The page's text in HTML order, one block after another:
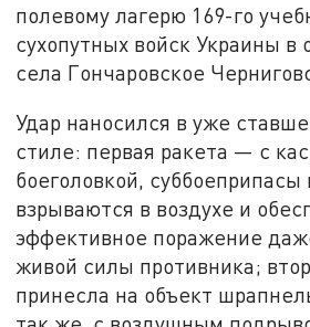
полевому лагерю 169-го
сухопутных войск Украины в
села Гончаровское
Удар наносился в уже
стиле: первая ракета — с
боеголовкой, суббоеприпасы
взрываются в воздухе и
эффективное поражение
живой силы противника;
принесла на объект